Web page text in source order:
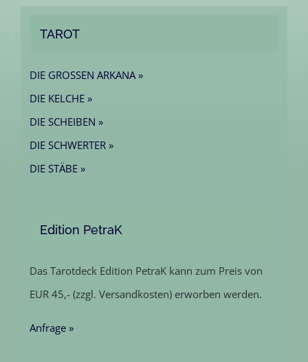
TAROT
DIE GROSSEN ARKANA »
DIE KELCHE »
DIE SCHEIBEN »
DIE SCHWERTER »
DIE STÄBE »
Edition PetraK
Das Tarotdeck Edition PetraK kann zum Preis von
EUR 45,- (zzgl. Versandkosten) erworben werden.
Anfrage »